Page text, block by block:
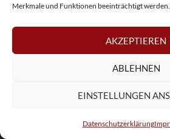
Merkmale und Funktionen beeinträchtigt werden.
AKZEPTIEREN
ABLEHNEN
EINSTELLUNGEN
Datenschutzerklärung